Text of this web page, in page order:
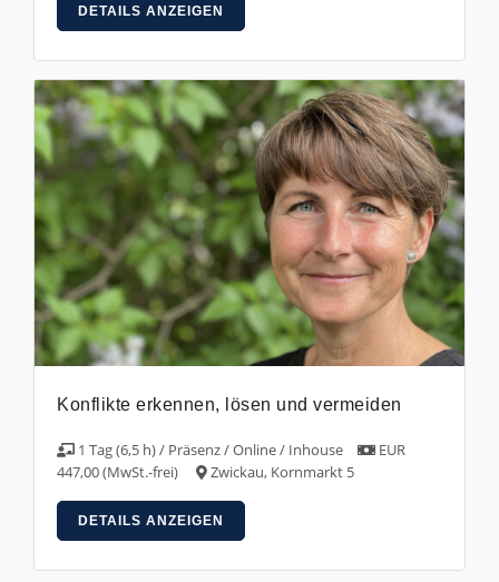
DETAILS ANZEIGEN
Konflikte erkennen, lösen und vermeiden
1 Tag (6,5 h) / Präsenz / Online / Inhouse
EUR
447,00 (MwSt.-frei)
Zwickau, Kornmarkt 5
DETAILS ANZEIGEN